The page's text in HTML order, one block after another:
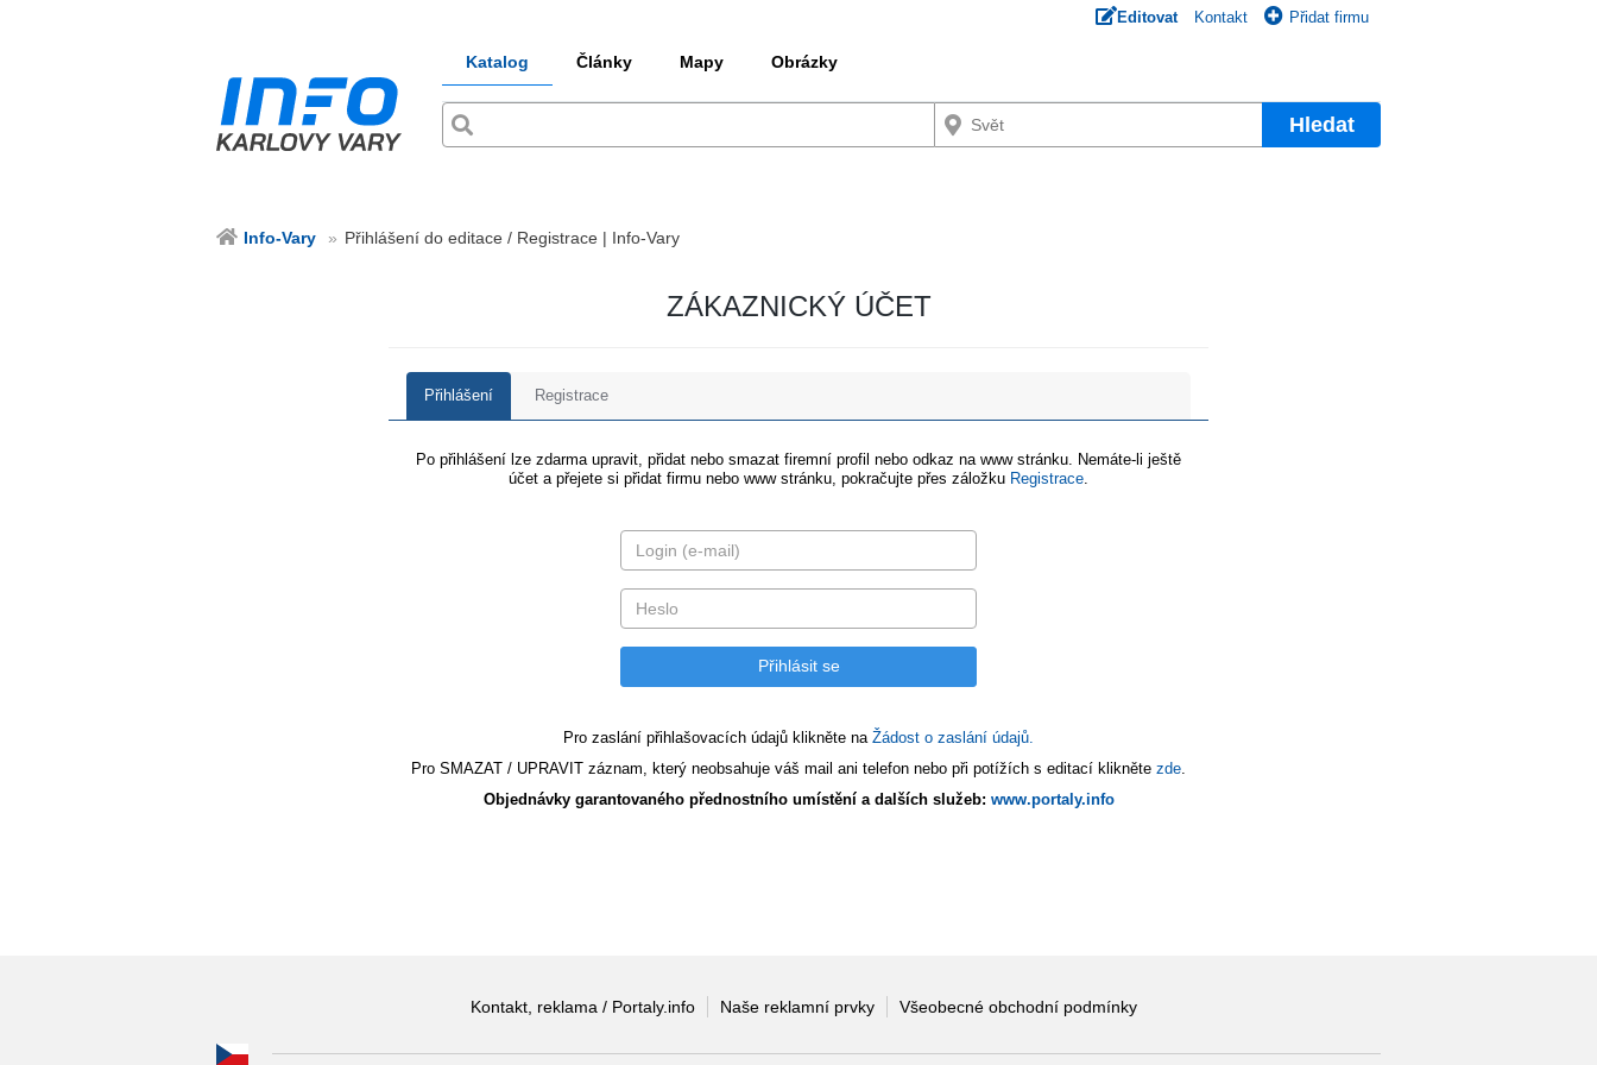
Editovat Kontakt Přidat firmu
Katalog Články Mapy Obrázky
Hledat
Info-Vary Přihlášení do editace / Registrace | Info-Vary
ZÁKAZNICKÝ ÚČET
Přihlášení Registrace
Po přihlášení lze zdarma upravit, přidat nebo smazat firemní profil nebo odkaz na www stránku. Nemáte-li ještě
účet a přejete si přidat firmu nebo www stránku, pokračujte přes záložku Registrace
Pro zaslání přihlašovacích údajů klikněte na Žádost o zaslání údajů.
Pro SMAZAT / UPRAVIT záznam, který neobsahuje váš mail ani telefon nebo při potížích s editací klikněte zde
Objednávky garantovaného přednostního umístění a dalších služeb: www.portaly.info
Kontakt, reklama / Portaly.info Naše reklamní prvky Všeobecné obchodní podmínky